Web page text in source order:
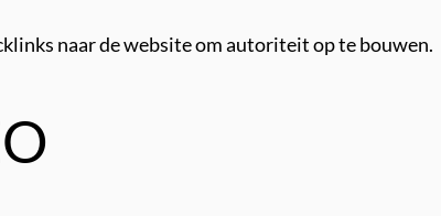
naar de website om autoriteit op te bouwen.